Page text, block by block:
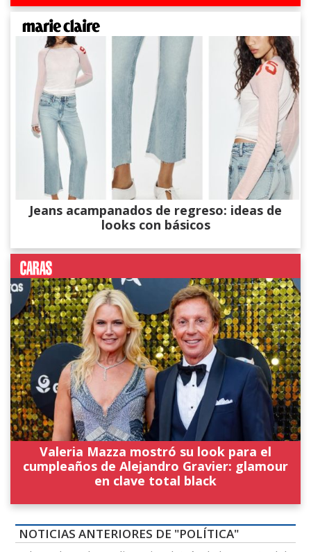
Jeans acampanados de regreso: ideas de
looks con básicos
Valeria Mazza mostró su look para el
cumpleaños de Alejandro Gravier: glamour
en clave total black
NOTICIAS ANTERIORES DE "POLÍTICA"